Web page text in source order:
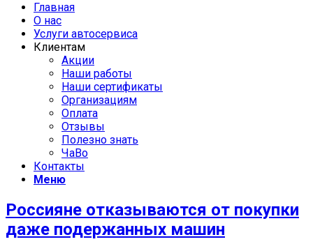
Главная
О нас
Услуги автосервиса
Клиентам
Акции
Наши работы
Наши сертификаты
Организациям
Оплата
Отзывы
Полезно знать
ЧаВо
Контакты
Меню
Россияне отказываются от покупки
даже подержанных машин